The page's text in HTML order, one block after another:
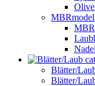
Blätter/
Blätter/